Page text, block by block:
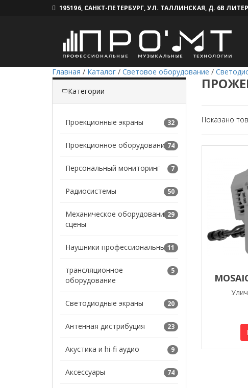
195196, САНКТ-ПЕТЕРБУРГ, УЛ. ТАЛЛИНСКАЯ, Д. 6В
Главная / Каталог / Световое оборудование /
Категории
Проекционные экраны 32
Проекционное оборудование74
Персональный мониторинг 7
Радиосистемы 50
Механическое оборудование
сцены
29
Наушники профессиональные11
трансляционное
оборудование
5
Светодиодные экраны 20
Антенная дистрибуция 23
Акустика и hi-fi аудио 9
Аксессуары 74
Показано